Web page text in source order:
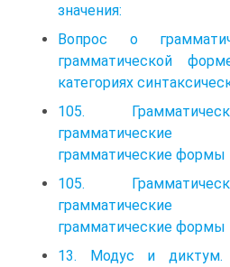
значения:
Вопрос о
грамматической
категориях
105.
грамматические формы
105.
грамматические формы
13. Модус и диктум.